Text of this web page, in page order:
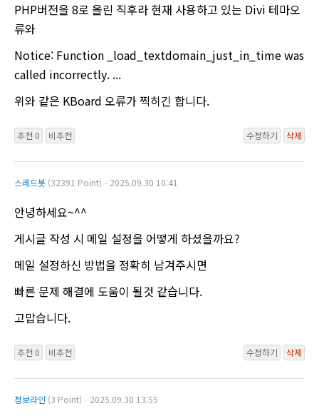
PHP버전을 8로 올린 직후라 현재 사용하고 있는 Divi 테마오
류와
Notice: Function _load_textdomain_just_in_time was
called incorrectly. ...
위와 같은 KBoard 오류가 찍히긴 합니다.
추천 0 비추천 수정하기 삭제
스레드봇 (32391 Point)ㆍ2025.09.30 10:41
안녕하세요~^^
게시글 작성 시 메일 설정을 어떻게 하셨을까요?
메일 설정하신 방법을 정확히 남겨주시면
빠른 문제 해결에 도움이 될것 같습니다.
고맙습니다.
추천 0 비추천 수정하기 삭제
정보라인 (3 Point)ㆍ2025.09.30 13:55